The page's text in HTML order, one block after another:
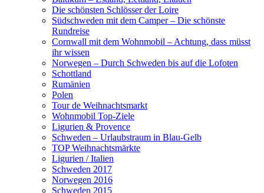
Die schönsten Schlösser der Loire
Südschweden mit dem Camper – Die schönste
Rundreise
Cornwall mit dem Wohnmobil – Achtung, dass müsst
ihr wissen
Norwegen – Durch Schweden bis auf die Lofoten
Schottland
Rumänien
Polen
Tour de Weihnachtsmarkt
Wohnmobil Top-Ziele
Ligurien & Provence
Schweden – Urlaubstraum in Blau-Gelb
TOP Weihnachtsmärkte
Ligurien / Italien
Schweden 2017
Norwegen 2016
Schweden 2015